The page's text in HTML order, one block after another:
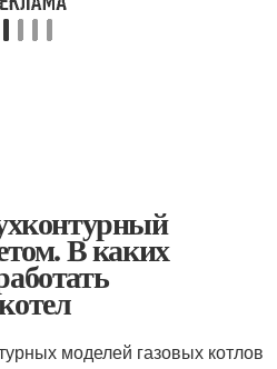
В каких
моделей газовых котлов